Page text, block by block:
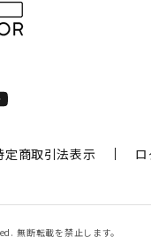
定商取引法表示
無断転載を禁止します。